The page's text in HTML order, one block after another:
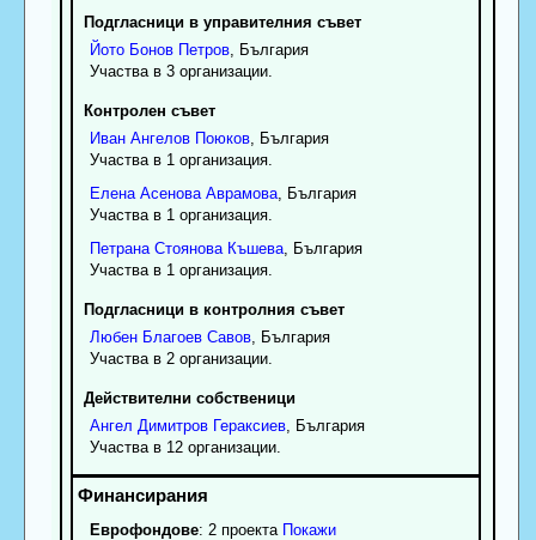
Подгласници в управителния съвет
Йото Бонов Петров, България
Участва в 3 организации.
Контролен съвет
Иван Ангелов Поюков, България
Участва в 1 организация.
Елена Асенова Аврамова, България
Участва в 1 организация.
Петрана Стоянова Къшева, България
Участва в 1 организация.
Подгласници в контролния съвет
Любен Благоев Савов, България
Участва в 2 организации.
Действителни собственици
Ангел Димитров Гераксиев, България
Участва в 12 организации.
Еврофондове: 2 проекта Покажи